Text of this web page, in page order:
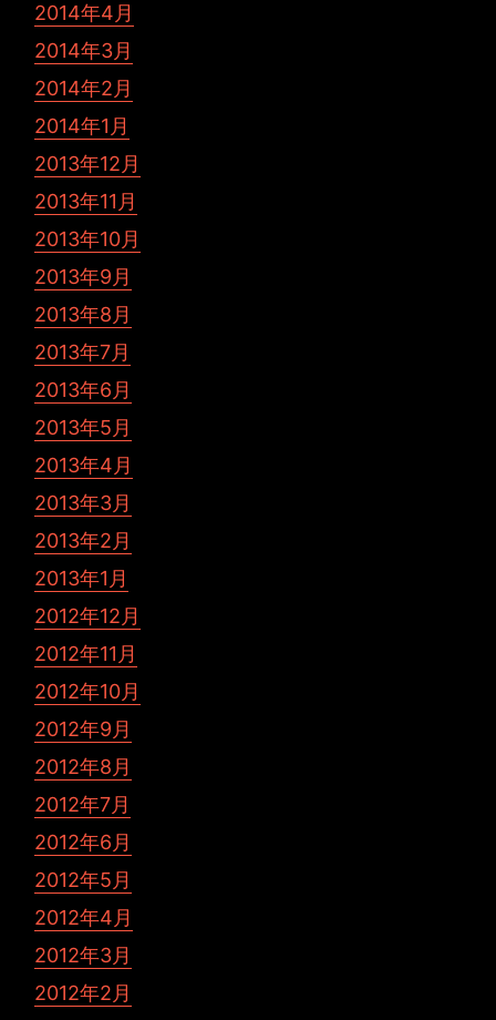
2014年4月
2014年3月
2014年2月
2014年1月
2013年12月
2013年11月
2013年10月
2013年9月
2013年8月
2013年7月
2013年6月
2013年5月
2013年4月
2013年3月
2013年2月
2013年1月
2012年12月
2012年11月
2012年10月
2012年9月
2012年8月
2012年7月
2012年6月
2012年5月
2012年4月
2012年3月
2012年2月